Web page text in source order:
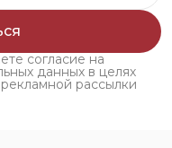
согласие на
данных в целях
рассылки